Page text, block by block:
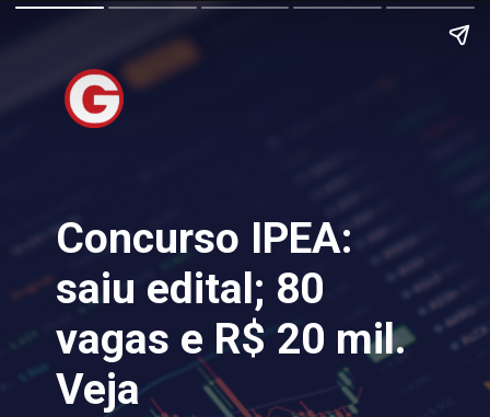
Concurso IPEA:
saiu edital; 80
vagas e R$ 20 mil.
Veja